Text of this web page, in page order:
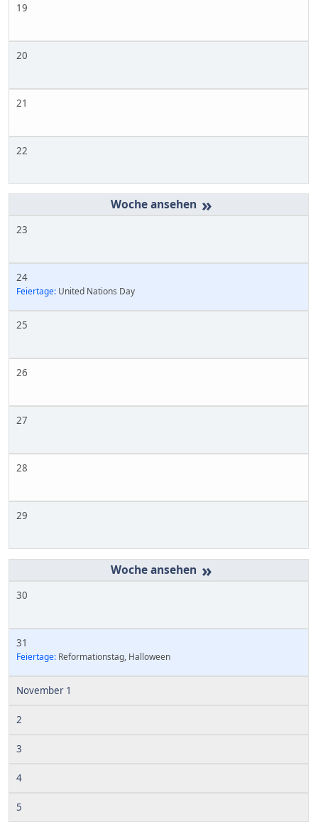
19
20
21
22
»
23
24
Feiertage: United Nations Day
25
26
27
28
29
»
30
31
Feiertage: Reformationstag, Halloween
November 1
2
3
4
5